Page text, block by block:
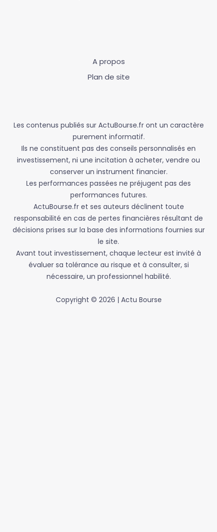
A propos
Plan de site
Les contenus publiés sur ActuBourse.fr ont un caractère
purement informatif.
Ils ne constituent pas des conseils personnalisés en
investissement, ni une incitation à acheter, vendre ou
conserver un instrument financier.
Les performances passées ne préjugent pas des
performances futures.
ActuBourse.fr et ses auteurs déclinent toute
responsabilité en cas de pertes financières résultant de
décisions prises sur la base des informations fournies sur
le site.
Avant tout investissement, chaque lecteur est invité à
évaluer sa tolérance au risque et à consulter, si
nécessaire, un professionnel habilité.
Copyright © 2026 | Actu Bourse